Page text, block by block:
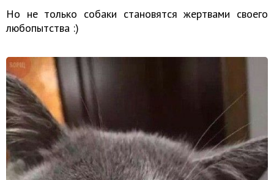
Но не только собаки становятся жертвами своего
любопытства :)